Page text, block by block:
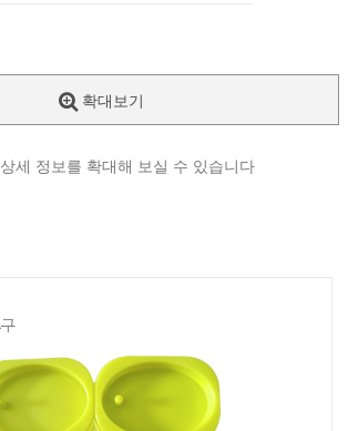
확대보기
상세 정보를 확대해 보실 수 있습니다